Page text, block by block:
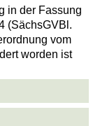
in der Fassung
(SächsGVBl.
vom
worden ist